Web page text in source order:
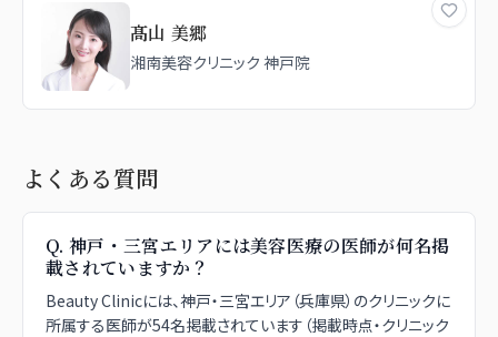
髙山 美郷
湘南美容クリニック 神戸院
よくある質問
Q. 神戸・三宮エリアには美容医療の医師が何名掲
載されていますか？
Beauty Clinicには、神戸・三宮エリア（兵庫県）のクリニックに
所属する医師が54名掲載されています（掲載時点・クリニック